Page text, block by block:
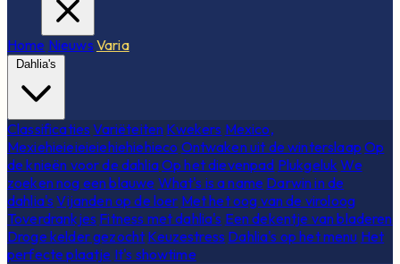
Home Nieuws Varia
Dahlia's
Classificaties Variëteiten Kwekers Mexico,
Mexiehieieieieiehiehiehieco Ontwaken uit de winterslaap Op
de knieën voor de dahliaOp het dievenpad Plukgeluk We
zoeken nog een blauwe What's is a name Darwin in de
dahlia's Vijanden op de loer Met het oog van de viroloog
Toverdrankjes Fitness met dahlia's Een dekentje van bladeren
Droge kelder gezocht Keuzestress Dahlia's op het menu Het
perfecte plaatje It's showtime